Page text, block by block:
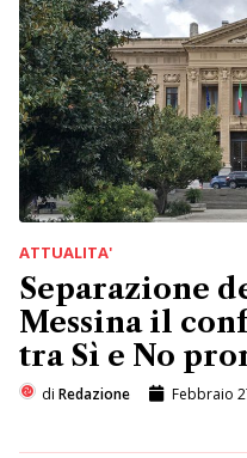
ATTUALITA'
Separazione
Messina il
tra Sì e No
di Redazione Febbraio